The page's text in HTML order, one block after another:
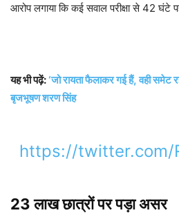
आरोप लगाया कि कई सवाल परीक्षा से 42 घंटे
यह भी पढ़ें:‘जो रायता फैलाकर गई हैं, वही समेट
बृजभूषण शरण सिंह
https://twitter.com/
23 लाख छात्रों पर पड़ा असर